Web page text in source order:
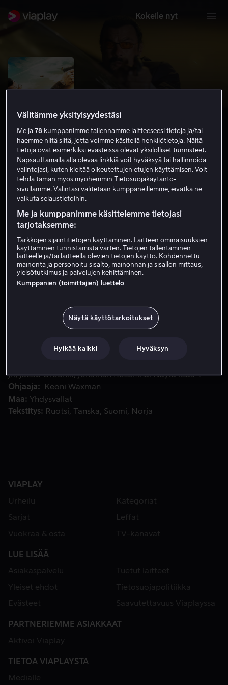
Kokeile nyt
End of a Gun
3.6 Rikoselokuvat
15
HD
Vuokraa 3,99 €
tappaa miehen, joka kävi Lisaan käsiksi. Tästä seuraa
väkivaltainen huumekauppaa ja kostonhimoisia
varastavansa $2 milj. yhdeltä heistä ja hän onnistuu
Jr. Jacob Grodnik Jonathan Rosenthal Näytä lisää
Ohjaaja
Keoni Waxman
Maa
Yhdysvallat
Tekstitys
Ruotsi Tanska Suomi Norja
VIAPLAY
Urheilu
Kategoriat
Sarjat
Leffat
Vuokraa & osta
TV-kanavat
LUE LISÄÄ
Asiakaspalvelu
Tuetut laitteet
Yleiset ehdot
Tietosuojapolitiikka
Evästeet
Saavutettavuus Viaplayssa
PARTNERIEMME ASIAKKAAT
Aktivoi Viaplay
TIETOA VIAPLAYSTA
Medialle
Välitämme yksityisyydestäsi
Me ja78 kumppanimme tallennamme laitteeseesi tietoja ja/tai
haemme niitä siitä, jotta voimme käsitellä henkilötietoja. Näitä
tietoja ovat esimerkiksi evästeissä olevat yksilölliset tunnisteet.
Napsauttamalla alla olevaa linkkiä voit hyväksyä tai hallinnoida
valintojasi, kuten kieltää oikeutettujen etujen käyttämisen. Voit
tehdä tämän myös myöhemmin Tietosuojakäytäntö-
sivullamme. Valintasi välitetään kumppaneillemme, eivätkä ne
vaikuta selaustietoihin.
Me ja kumppanimme käsittelemme tietojasi
tarjotaksemme:
Tarkkojen sijaintitietojen käyttäminen. Laitteen ominaisuuksien
käyttäminen tunnistamista varten. Tietojen tallentaminen
laitteelle ja/tai laitteella olevien tietojen käyttö. Kohdennettu
mainonta ja personoitu sisältö, mainonnan ja sisällön mittaus,
yleisötutkimus ja palvelujen kehittäminen.
Kumppanien (toimittajien) luettelo
Näytä käyttötarkoitukset
Hylkää kaikki Hyväksyn